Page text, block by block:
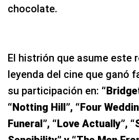
chocolate.
El histrión que asume este
leyenda del cine que ganó
su participación en:
“Notting Hill”, “Four
Funeral”, “Love Actually”,